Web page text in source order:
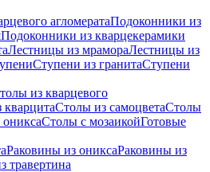
агломератаПодоконники из
Подоконники из кварцекерамики
Лестницы из мрамораЛестницы из
Ступени из гранитаСтупени
из кварцевого
Столы из самоцветаСтолы
Столы с мозаикойГотовые
Раковины из ониксаРаковины из
травертина